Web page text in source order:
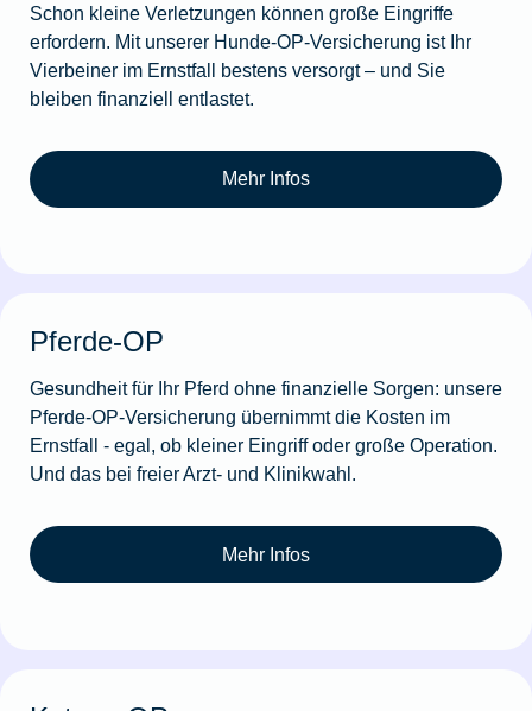
Schon kleine Verletzungen können große Eingriffe
erfordern. Mit unserer Hunde-OP-Versicherung ist Ihr
Vierbeiner im Ernstfall bestens versorgt – und Sie
bleiben finanziell entlastet.
Mehr Infos
Pferde-OP
Gesundheit für Ihr Pferd ohne finanzielle Sorgen: unsere
Pferde-OP-Versicherung übernimmt die Kosten im
Ernstfall - egal, ob kleiner Eingriff oder große Operation.
Und das bei freier Arzt- und Klinikwahl.
Mehr Infos